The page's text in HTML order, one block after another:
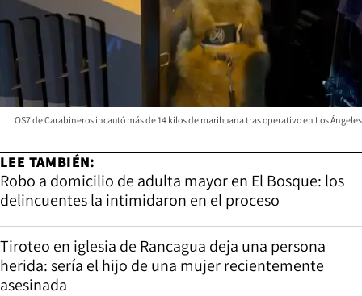
OS7 de Carabineros incautó más de 14 kilos de marihuana tras operativo en Los Ángeles
LEE TAMBIÉN:
Robo a domicilio de adulta mayor en El Bosque: los
delincuentes la intimidaron en el proceso
Tiroteo en iglesia de Rancagua deja una persona
herida: sería el hijo de una mujer recientemente
asesinada